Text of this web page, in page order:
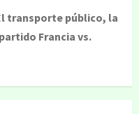
transporte público, la
Francia vs.